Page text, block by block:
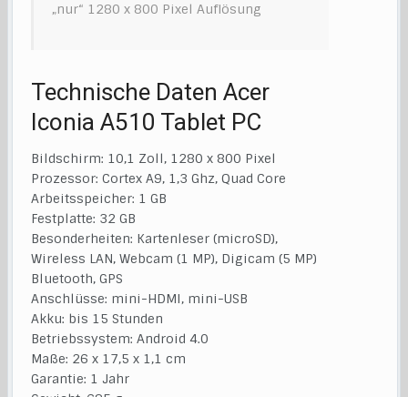
„nur“ 1280 x 800 Pixel Auflösung
Technische Daten Acer
Iconia A510 Tablet PC
Bildschirm: 10,1 Zoll, 1280 x 800 Pixel
Prozessor: Cortex A9, 1,3 Ghz, Quad Core
Arbeitsspeicher: 1 GB
Festplatte: 32 GB
Besonderheiten: Kartenleser (microSD),
Wireless LAN, Webcam (1 MP), Digicam (5 MP)
Bluetooth, GPS
Anschlüsse: mini-HDMI, mini-USB
Akku: bis 15 Stunden
Betriebssystem: Android 4.0
Maße: 26 x 17,5 x 1,1 cm
Garantie: 1 Jahr